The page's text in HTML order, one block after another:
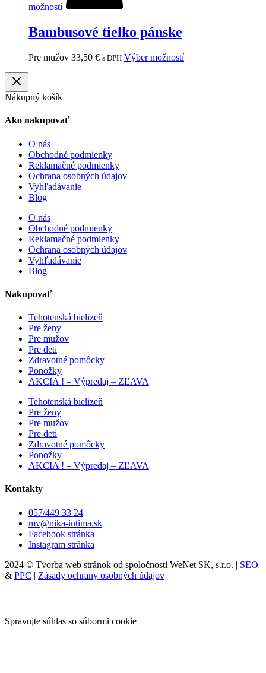
možností
Bambusové tielko pánske
Pre mužov 33,50 € s DPH Výber možností
Nákupný košík
Ako nakupovať
O nás
Obchodné podmienky
Reklamačné podmienky
Ochrana osobných údajov
Vyhľadávanie
Blog
O nás
Obchodné podmienky
Reklamačné podmienky
Ochrana osobných údajov
Vyhľadávanie
Blog
Nakupovať
Tehotenská bielizeň
Pre ženy
Pre mužov
Pre deti
Zdravotné pomôcky
Ponožky
AKCIA ! – Výpredaj – ZĽAVA
Tehotenská bielizeň
Pre ženy
Pre mužov
Pre deti
Zdravotné pomôcky
Ponožky
AKCIA ! – Výpredaj – ZĽAVA
Kontakty
057/449 33 24
mv@nika-intima.sk
Facebook stránka
Instagram stránka
2024 © Tvorba web stránok od spoločnosti WeNet SK, s.r.o. | SEO
& PPC | Zásady ochrany osobných údajov
Spravujte súhlas so súbormi cookie